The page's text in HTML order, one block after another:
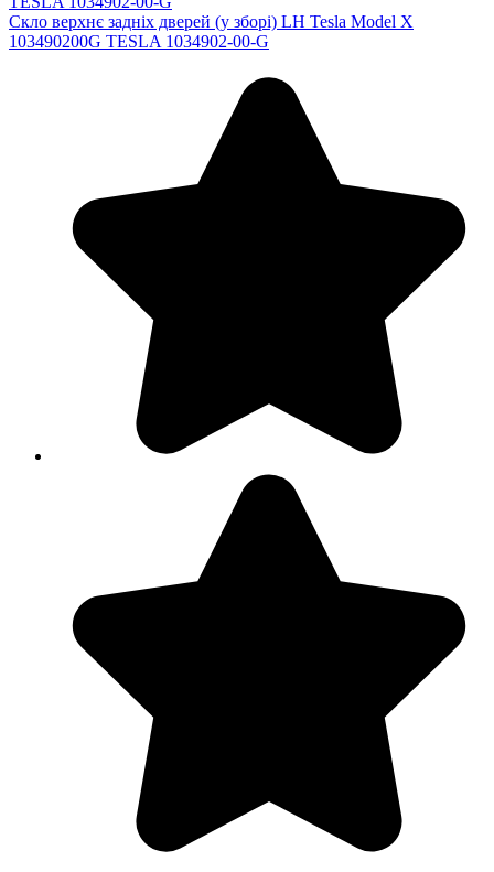
Скло верхнє задніх дверей (у зборі) LH Tesla Model X
103490200G TESLA 1034902-00-G